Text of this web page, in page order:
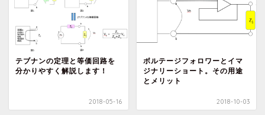
テブナンの定理と等価回路を
分かりやすく解説します！
2018-05-16
ボルテージフォロワーとイマ
ジナリーショート。その用途
とメリット
2018-10-03